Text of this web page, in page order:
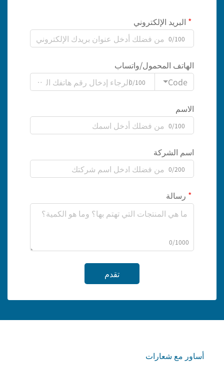
البريد الإلكتروني
0/100
الهاتف المحمول/واتساب
Code
0/100
الاسم
0/100
اسم الشركة
0/200
رسالة
0/1000
تقدم
أساور مع شعارات